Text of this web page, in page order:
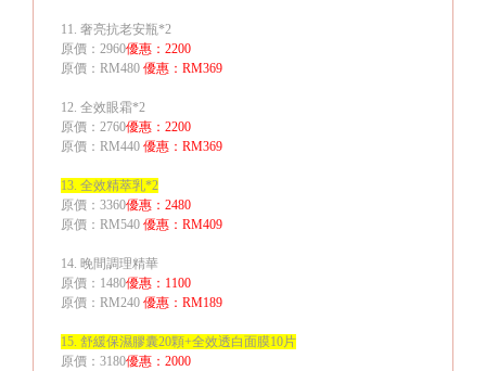
11. 奢亮抗老安瓶*2
原價： 2960優惠： 2200
原價： RM480 優惠： RM369
12. 全效眼霜*2
原價： 2760優惠： 2200
原價： RM440 優惠： RM369
13. 全效精萃乳*2
原價： 3360優惠： 2480
原價： RM540 優惠： RM409
14. 晚間調理精華
原價： 1480優惠： 1100
原價： RM240 優惠： RM189
15. 舒緩保濕膠囊20顆+全效透白面膜10片
原價： 3180優惠： 2000